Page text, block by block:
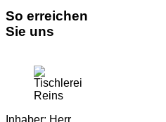
So erreichen
Sie uns